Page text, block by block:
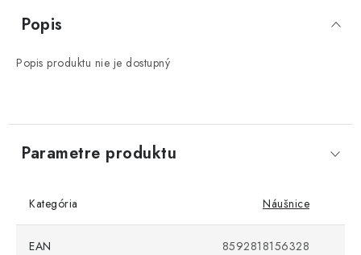
Popis
Popis produktu nie je dostupný
Parametre produktu
Kategória Náušnice
EAN 8592818156328